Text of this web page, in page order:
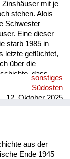
Zinshäuser mit je
stehen. Alois
Schwester
Eine dieser
starb 1985 in
letzte geflüchtet,
über die
dass
in letzter
Telegramm
kleine,
sonstiges
Südosten
12. Oktober 2025
aus der
Ende 1945